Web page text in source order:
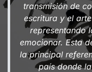
transmisión de
escritura y el
representando
emocionar. Esta
la principal
país donde